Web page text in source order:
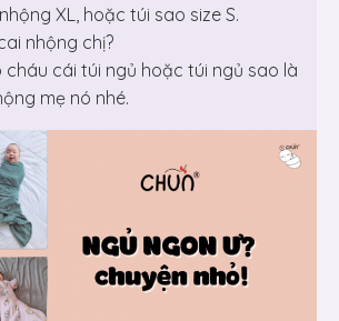
XL, hoặc túi sao size S.
nhộng chị?
cháu cái túi ngủ hoặc túi ngủ sao là
mẹ nó nhé.